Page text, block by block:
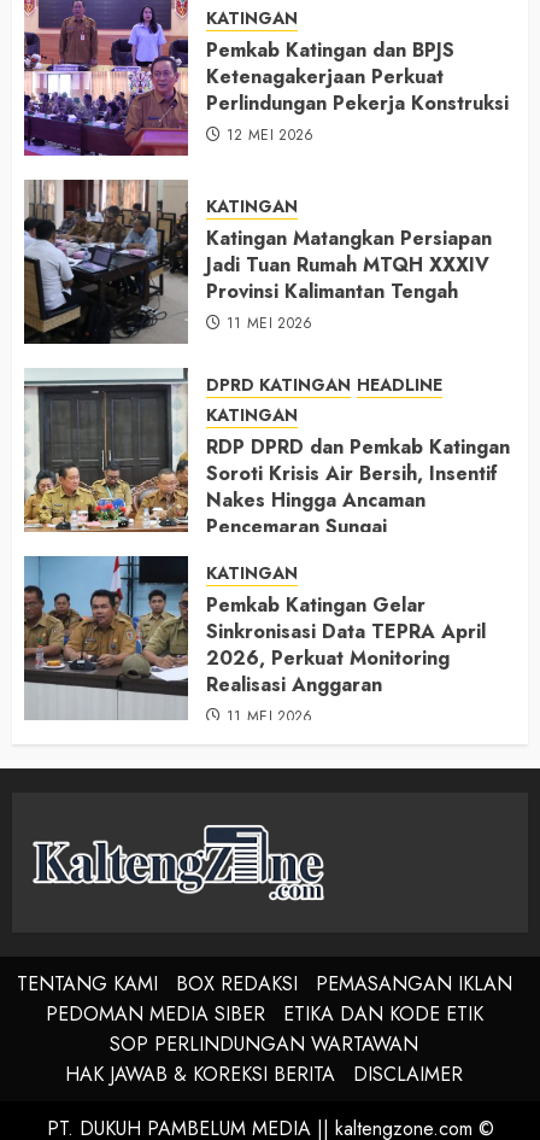
KATINGAN
Pemkab Katingan dan BPJS
Ketenagakerjaan Perkuat
Perlindungan Pekerja Konstruksi
12 MEI 2026
KATINGAN
Katingan Matangkan Persiapan
Jadi Tuan Rumah MTQH XXXIV
Provinsi Kalimantan Tengah
11 MEI 2026
DPRD KATINGAN HEADLINE
KATINGAN
RDP DPRD dan Pemkab Katingan
Soroti Krisis Air Bersih, Insentif
Nakes Hingga Ancaman
Pencemaran Sungai
KATINGAN
Pemkab Katingan Gelar
Sinkronisasi Data TEPRA April
2026, Perkuat Monitoring
Realisasi Anggaran
11 MEI 2026
TENTANG KAMI BOX REDAKSI
PEMASANGAN IKLAN
PEDOMAN MEDIA SIBER
ETIKA DAN KODE ETIK
SOP PERLINDUNGAN WARTAWAN
HAK JAWAB & KOREKSI BERITA
DISCLAIMER
PT. DUKUH PAMBELUM MEDIA || kaltengzone.com ©